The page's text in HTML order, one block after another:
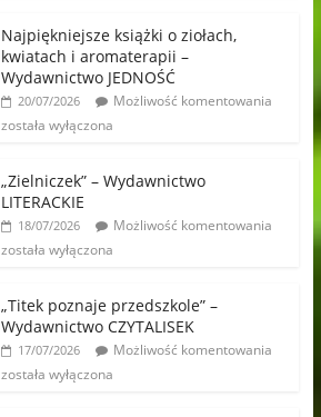
Najpiękniejsze książki o ziołach,
kwiatach i aromaterapii –
Wydawnictwo JEDNOŚĆ
20/07/2026
Możliwość komentowania
została wyłączona
„Zielniczek” – Wydawnictwo
LITERACKIE
18/07/2026
Możliwość komentowania
została wyłączona
„Titek poznaje przedszkole” –
Wydawnictwo CZYTALISEK
17/07/2026
Możliwość komentowania
została wyłączona